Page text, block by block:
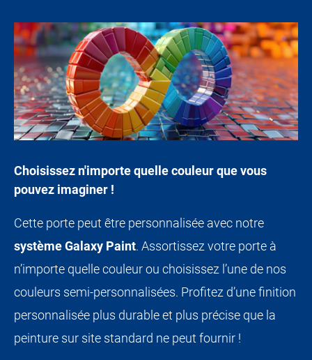
Choisissez n'importe quelle couleur que vous
pouvez imaginer !
Cette porte peut être personnalisée avec notre
système Galaxy Paint. Assortissez votre porte à
n’importe quelle couleur ou choisissez l’une de nos
couleurs semi-personnalisées. Profitez d’une finition
personnalisée plus durable et plus précise que la
peinture sur site standard ne peut fournir !